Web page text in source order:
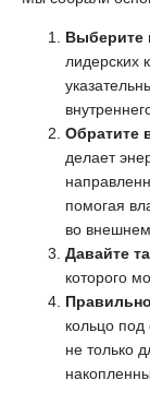
Выберите
лидерских
Обратите
делает
помогая
во
Давайте
которого
кольцо
не только